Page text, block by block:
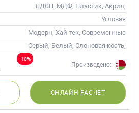
ЛДСП, МДФ, Пластик, Акрил,
Alvic / УФ лак, Стекло
Угловая
Модерн, Хай-тек, Современные
Серый, Белый, Слоновая кость,
Кремовый
-10%
Произведено:
ОНЛАЙН РАСЧЕТ